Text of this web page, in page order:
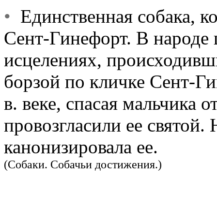
• Единственная собака,
Сент-Гинефорт. В
исцелениях,
борзой по кличке Сент-
в. веке, спасая мальчика
провозгласили ее
канонизировала ее.
(Собаки. Собачьи достижения.)